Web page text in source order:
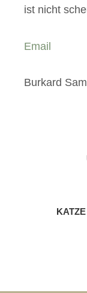
ist nicht
Email
Burkard